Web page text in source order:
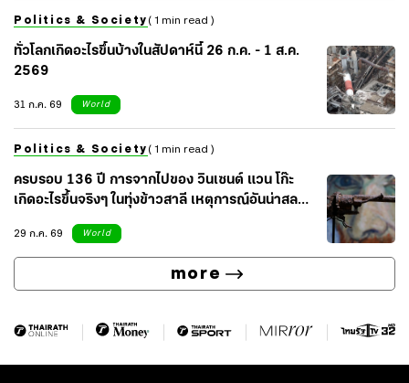
Politics & Society ( 1 min read )
ทั่วโลกเกิดอะไรขึ้นบ้างในสัปดาห์นี้ 26 ก.ค. - 1 ส.ค.
2569
31 ก.ค. 69
World
Politics & Society ( 1 min read )
ครบรอบ 136 ปี การจากไปของ วินเซนต์ แวน โก๊ะ
เกิดอะไรขึ้นจริงๆ ในทุ่งข้าวสาลี เหตุการณ์อันน่าสลด
ของศิลปินผู้น่าเศร้า
29 ก.ค. 69 World
more